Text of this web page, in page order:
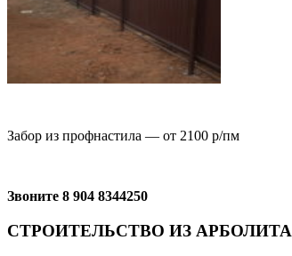
Забор из профнастила — от 2100 р/пм
Звоните 8 904 8344250
СТРОИТЕЛЬСТВО ИЗ АРБОЛИТА